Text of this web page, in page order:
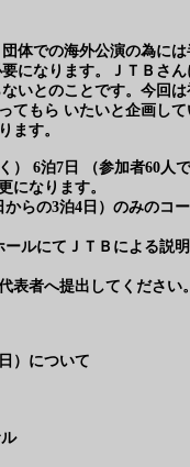
体での海外公演の為に
になります。ＪＴＢさん
いとのことです。今回
てもら いたいと企画して
ます。
6泊7日 （参加者60人で
になります。
らの3泊4日）のみのコ
ルにてＪＴＢによる説
表者へ提出してください
）について